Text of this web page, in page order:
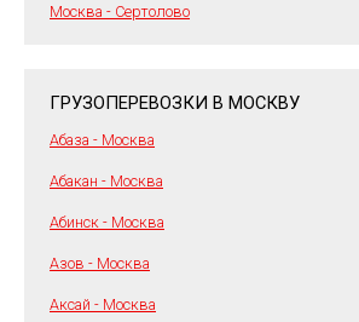
Москва - Сертолово
ГРУЗОПЕРЕВОЗКИ В МОСКВУ
Абаза - Москва
Абакан - Москва
Абинск - Москва
Азов - Москва
Аксай - Москва